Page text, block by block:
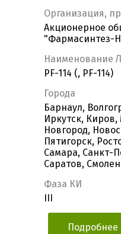
Организация,
Акционерное
"Фармасинтез-
Наименование
PF-114 (, PF-114)
Города
Барнаул,
Иркутск,
Новгород,
Пятигорск,
Самара, Санкт-
Саратов,
Фаза КИ
Подробнее